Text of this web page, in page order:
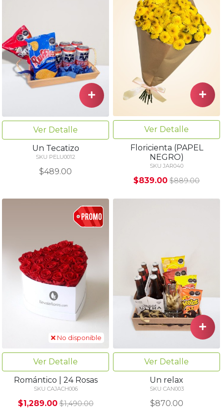
Ver Detalle
Un Tecatizo
SKU PELU0012
$489.00
Ver Detalle
Floricienta (PAPEL
NEGRO)
SKU JAR040
$839.00 $889.00
No disponible
Ver Detalle
Romántico | 24 Rosas
SKU CAJACH006
$1,289.00 $1,490.00
Ver Detalle
Un relax
SKU CAN003
$870.00